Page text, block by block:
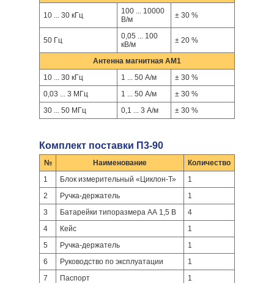
10 ... 30 кГц
100 ... 10000
В/м
± 30 %
50 Гц
0,05 ... 100
кВ/м
± 20 %
Антенна магнитная АМ1
10 ... 30 кГц
1 ... 50 А/м
± 30 %
0,03 ... 3 МГц
1 ... 50 А/м
± 30 %
30 ... 50 МГц
0,1 ... 3 А/м ± 30 %
Комплект поставки П3-90
№ Наименование
Количество
1
Блок измерительный «Циклон-Т»
1
2
Ручка-держатель
1
3
Батарейки типоразмера АА 1,5 В
4
4
Кейс
1
5
Ручка-держатель
1
6
Руководство по эксплуатации
1
7
Паспорт 1